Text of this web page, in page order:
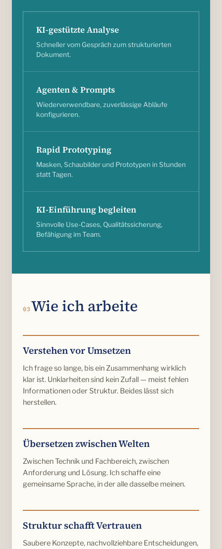
KI-gestützte Analyse
Schneller vom Gespräch zum strukturierten
Dokument.
Agenten & Prompts
Wiederverwendbare, zuverlässige Abläufe
konfigurieren.
Rapid Prototyping
Masken, Schaubilder und Prototypen in Stunden
statt Tagen.
KI-Einführung begleiten
Sinnvolle Use-Cases, Qualitätssicherung,
Befähigung im Team.
03Wie ich arbeite
Verstehen vor Umsetzen
Ich frage so lange, bis ein Zusammenhang wirklich
klar ist. Unklarheiten sind kein Zufall — meist fehlen
Informationen oder Struktur. Beides lässt sich
herstellen.
Übersetzen zwischen Welten
Zwischen Technik und Fachbereich, zwischen
Anforderung und Lösung. Ich schaffe eine
gemeinsame Sprache, in der alle dasselbe meinen.
Struktur schafft Vertrauen
Saubere Konzepte, nachvollziehbare Entscheidungen,